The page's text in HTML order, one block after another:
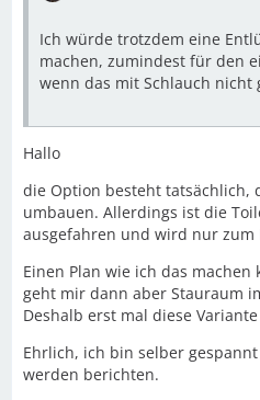
Ich würde trotzdem eine
machen, zumindest für den
wenn das mit Schlauch nicht
Hallo
die Option besteht tatsächlich,
umbauen. Allerdings ist die
ausgefahren und wird nur zum
Einen Plan wie ich das
geht mir dann aber Stauraum
Deshalb erst mal diese
Ehrlich, ich bin selber
werden berichten.